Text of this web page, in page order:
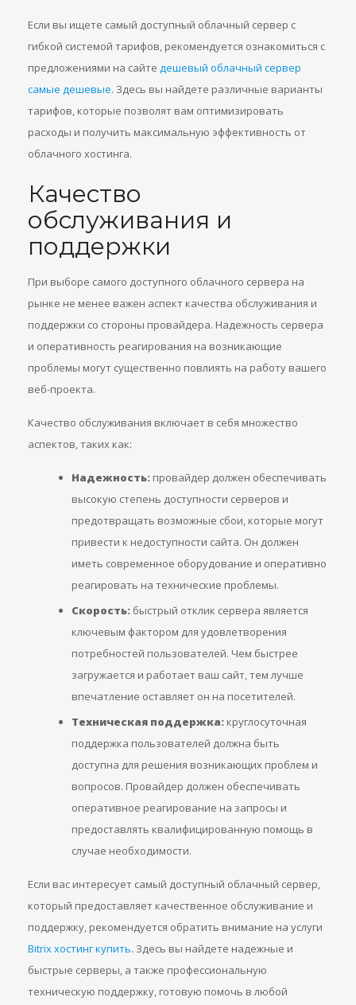
Если вы ищете самый доступный облачный сервер с
гибкой системой тарифов, рекомендуется ознакомиться с
предложениями на сайте дешевый облачный сервер
самые дешевые. Здесь вы найдете различные варианты
тарифов, которые позволят вам оптимизировать
расходы и получить максимальную эффективность от
облачного хостинга.
Качество
обслуживания и
поддержки
При выборе самого доступного облачного сервера на
рынке не менее важен аспект качества обслуживания и
поддержки со стороны провайдера. Надежность сервера
и оперативность реагирования на возникающие
проблемы могут существенно повлиять на работу вашего
веб-проекта.
Качество обслуживания включает в себя множество
аспектов, таких как:
Надежность: провайдер должен обеспечивать
высокую степень доступности серверов и
предотвращать возможные сбои, которые могут
привести к недоступности сайта. Он должен
иметь современное оборудование и оперативно
реагировать на технические проблемы.
Скорость: быстрый отклик сервера является
ключевым фактором для удовлетворения
потребностей пользователей. Чем быстрее
загружается и работает ваш сайт, тем лучше
впечатление оставляет он на посетителей.
Техническая поддержка: круглосуточная
поддержка пользователей должна быть
доступна для решения возникающих проблем и
вопросов. Провайдер должен обеспечивать
оперативное реагирование на запросы и
предоставлять квалифицированную помощь в
случае необходимости.
Если вас интересует самый доступный облачный сервер,
который предоставляет качественное обслуживание и
поддержку, рекомендуется обратить внимание на услуги
Bitrix хостинг купить. Здесь вы найдете надежные и
быстрые серверы, а также профессиональную
техническую поддержку, готовую помочь в любой